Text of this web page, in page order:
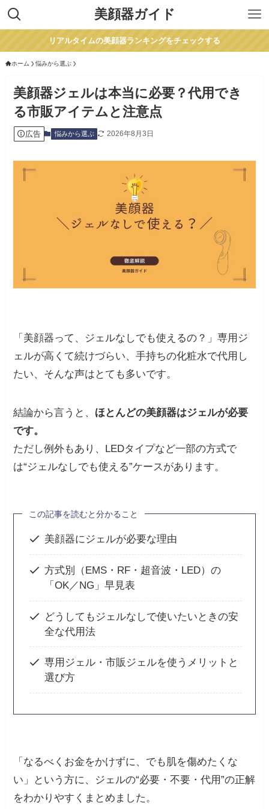
美顔器ガイド
リアルタイムの美顔器ランキングをチェックする
ホーム 悩みから選ぶ
美顔器ジェルは本当に必要？代用でき
る市販アイテムと注意点
広告 悩みから選ぶ 2026年8月3日
「美顔器って、ジェルなしでも使えるの？」専用ジ
ェルが高くて続けづらい、手持ちの化粧水で代用し
たい、そんな声はとても多いです。
結論から言うと、 ほとんどの美顔器はジェルが必要
です。
ただし例外もあり、LEDタイプなど一部の方式で
は“ジェルなしでも使える”ケースがあります。
この記事を読むと分かること
美顔器にジェルが必要な理由
方式別（EMS・RF・超音波・LED）の
「OK／NG」早見表
どうしてもジェルなしで使いたいときの安
全な代用法
専用ジェル・市販ジェルを使うメリットと
選び方
「なるべくお金をかけずに、でも肌を傷めたくな
い」という方に、ジェルの“必要・不要・代用”の正解
をわかりやすくまとめました。